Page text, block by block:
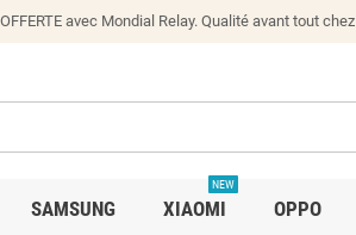
avec Mondial Relay. Qualité avant tout
SAMSUNG XIAOMI
NEW
OPPO